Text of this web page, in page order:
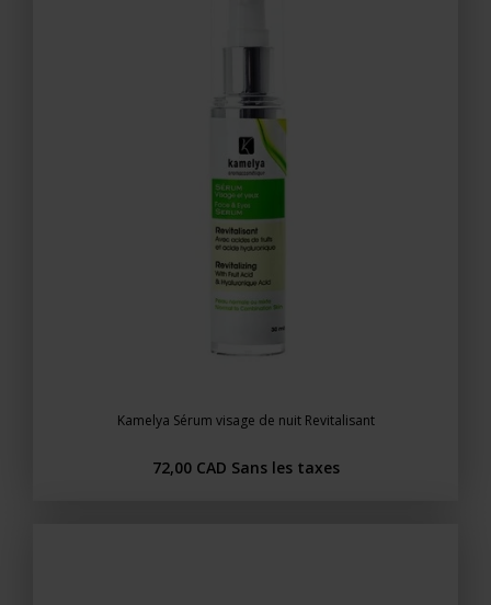
Kamelya Sérum visage de nuit Revitalisant
72,00 CAD Sans les taxes